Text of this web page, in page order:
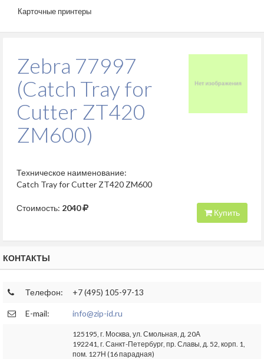
Карточные принтеры
Zebra 77997
(Catch Tray for
Cutter ZT420
ZM600)
Техническое наименование:
Catch Tray for Cutter ZT420 ZM600
Стоимость: 2040 Купить
КОНТАКТЫ
Телефон: +7 (495) 105-97-13
E-mail: info@zip-id.ru
125195, г. Москва, ул. Смольная, д. 20А
192241, г. Санкт-Петербург, пр. Славы, д. 52, корп. 1,
пом. 127Н (16 парадная)